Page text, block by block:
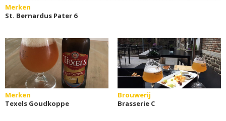
Merken
St. Bernardus Pater 6
Merken
Texels Goudkoppe
Brouwerij
Brasserie C